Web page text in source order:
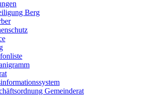
Berg
Gemeinderat